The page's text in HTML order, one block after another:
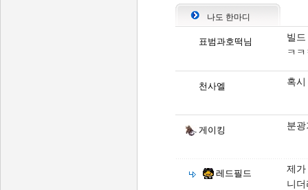
나도 한마디
표범과호떡님
빌
ㅋ
천사엘 혹
게이킹 분
레드필드
제
니